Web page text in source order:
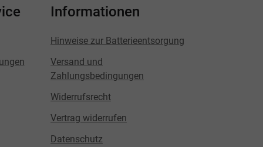
Informationen
Hinweise zur Batterieentsorgung
Versand und
Zahlungsbedingungen
Widerrufsrecht
Vertrag widerrufen
Datenschutz